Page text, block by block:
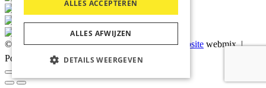
© 2026 Kärcher Store Blankers |Maatwerk website webmix |
Powered by
Marker Media
ALLES ACCEPTEREN
ALLES AFWIJZEN
DETAILS WEERGEVEN